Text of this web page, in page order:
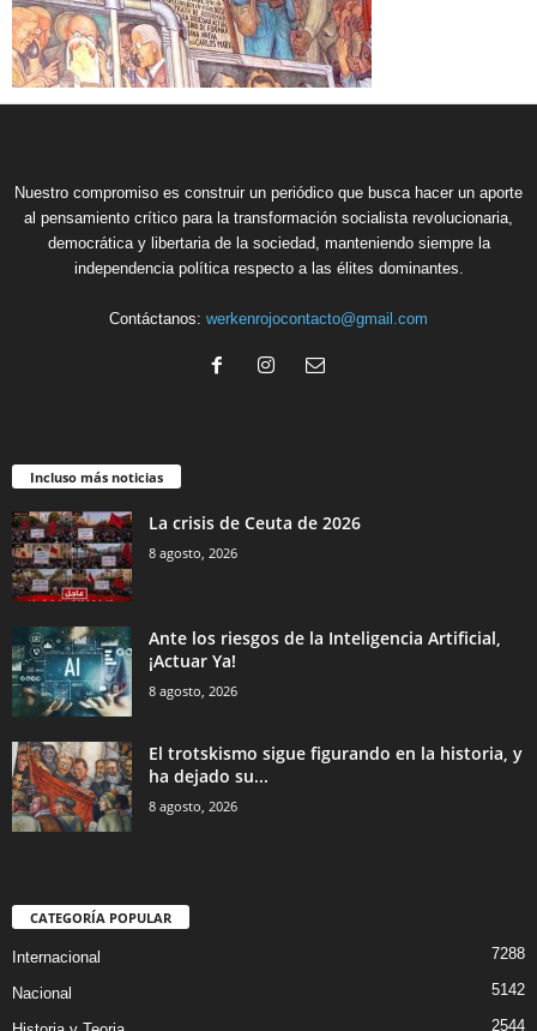
Nuestro compromiso es construir un periódico que busca hacer un aporte
al pensamiento crítico para la transformación socialista revolucionaria,
democrática y libertaria de la sociedad, manteniendo siempre la
independencia política respecto a las élites dominantes.
Contáctanos: werkenrojocontacto@gmail.com
Incluso más noticias
La crisis de Ceuta de 2026
8 agosto, 2026
Ante los riesgos de la Inteligencia Artificial,
¡Actuar Ya!
8 agosto, 2026
El trotskismo sigue figurando en la historia, y
ha dejado su...
8 agosto, 2026
CATEGORÍA POPULAR
Internacional 7288
Nacional 5142
2544